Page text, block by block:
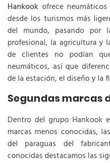
Hankook ofrece
desde los turismos más
del mundo, pasando por
profesional, la agricultura y
de clientes no podían
neumáticos, así que
de la estación, el diseño y la
Segundas marcas
Dentro del grupo Hankook
marcas menos conocidas,
del paraguas del
conocidas destacamos las